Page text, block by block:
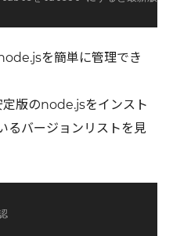
を簡単に管理でき
版のnode.jsをインスト
るバージョンリストを見